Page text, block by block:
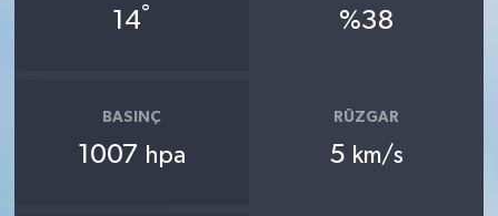
14° %38
BASINÇ
1007 hpa
RÜZGAR
5 km/s